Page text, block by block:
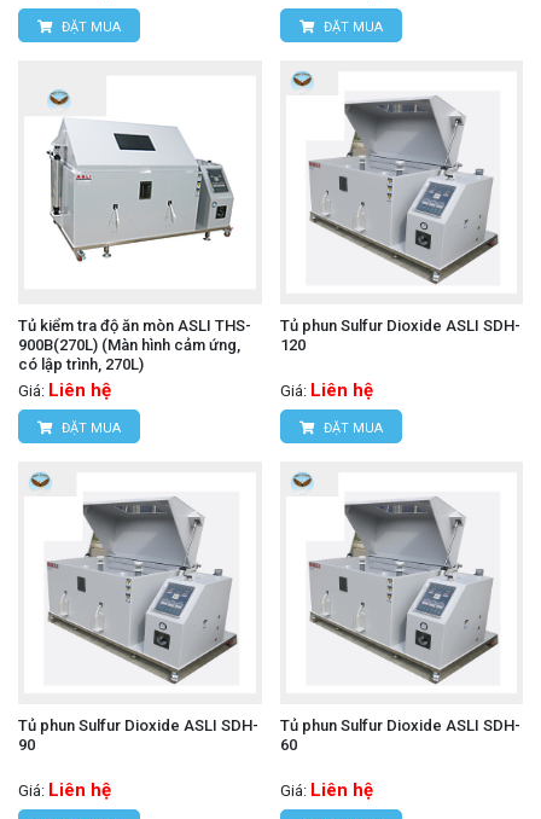
ĐẶT MUA ĐẶT MUA
Tủ kiểm tra độ ăn mòn ASLI THS-
900B(270L) (Màn hình cảm ứng,
có lập trình, 270L)
Giá: Liên hệ
ĐẶT MUA
Tủ phun Sulfur Dioxide ASLI SDH-
120
Giá: Liên hệ
ĐẶT MUA
Tủ phun Sulfur Dioxide ASLI SDH-
90
Giá: Liên hệ
Tủ phun Sulfur Dioxide ASLI SDH-
60
Giá: Liên hệ